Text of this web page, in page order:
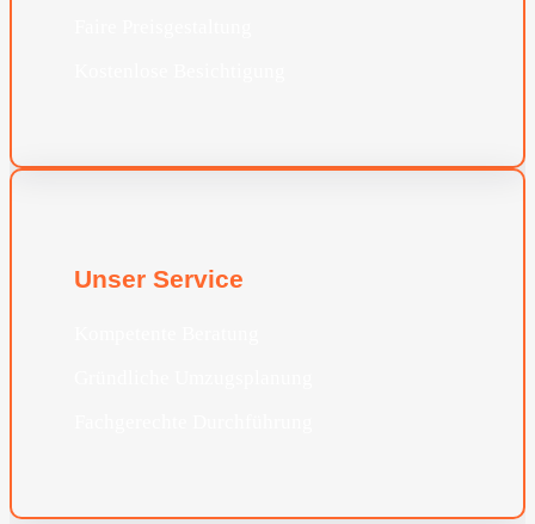
Unser Service